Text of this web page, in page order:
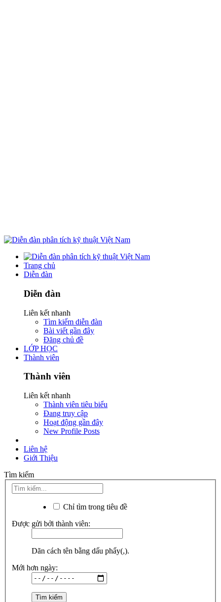
Trang chủ
Diễn đàn
Diễn đàn
Liên kết nhanh
Tìm kiếm diễn đàn
Bài viết gần đây
Đăng chủ đề
LỚP HỌC
Thành viên
Thành viên
Liên kết nhanh
Thành viên tiêu biểu
Đang truy cập
Hoạt động gần đây
New Profile Posts
Liên hệ
Giới Thiệu
Tìm kiếm
Chỉ tìm trong tiêu đề
Được gửi bởi thành viên:
Dãn cách tên bằng dấu phẩy(,).
Mới hơn ngày: